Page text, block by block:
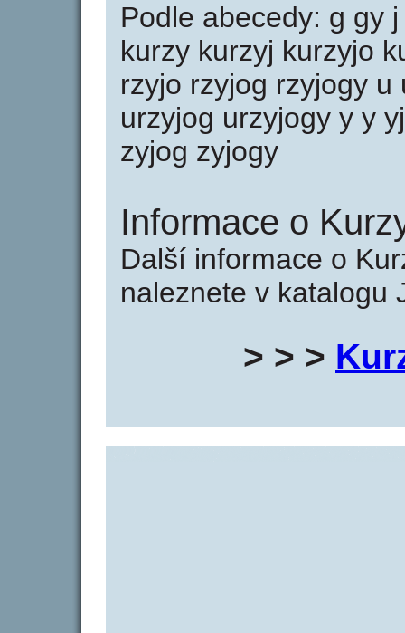
Podle abecedy: g gy
kurzy kurzyj kurzyjo
rzyjo rzyjog rzyjogy
urzyjog urzyjogy y y
zyjog zyjogy
Informace o
Další informace o
naleznete v katalogu
> > >